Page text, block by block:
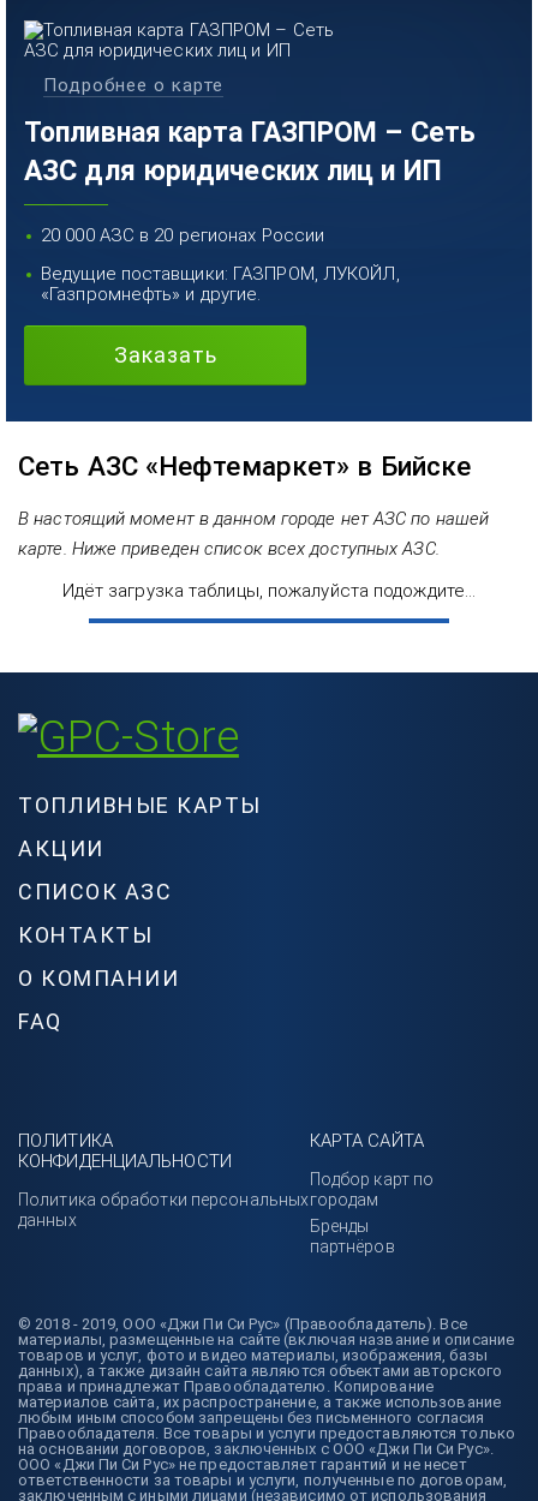
Топливная карта ГАЗПРОМ – Сеть
АЗС для юридических лиц и ИП
20 000 АЗС в 20 регионах России
Ведущие поставщики: ГАЗПРОМ, ЛУКОЙЛ,
«Газпромнефть» и другие.
Заказать
Подробнее о карте
Сеть АЗС «Нефтемаркет» в Бийске
В настоящий момент в данном городе нет АЗС по нашей
карте. Ниже приведен список всех доступных АЗС.
Идёт загрузка таблицы, пожалуйста подождите...
ТОПЛИВНЫЕ КАРТЫ
АКЦИИ
СПИСОК АЗС
КОНТАКТЫ
О КОМПАНИИ
FAQ
© 2018 - 2019, ООО «Джи Пи Си Рус» (Правообладатель). Все
материалы, размещенные на сайте (включая название и описание
товаров и услуг, фото и видео материалы, изображения, базы
данных), а также дизайн сайта являются объектами авторского
права и принадлежат Правообладателю. Копирование
материалов сайта, их распространение, а также использование
любым иным способом запрещены без письменного согласия
Правообладателя. Все товары и услуги предоставляются только
на основании договоров, заключенных с ООО «Джи Пи Си Рус».
ООО «Джи Пи Си Рус» не предоставляет гарантий и не несет
ответственности за товары и услуги, полученные по договорам,
заключенным с иными лицами (независимо от использования
ПОЛИТИКА
КОНФИДЕНЦИАЛЬНОСТИ
Политика обработки персональных
данных
КАРТА САЙТА
Подбор карт по
городам
Бренды
партнёров